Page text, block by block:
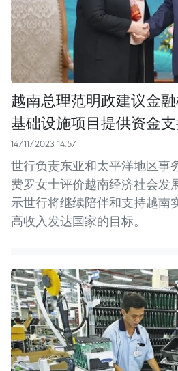
越南总理范明政建议金
基础设施项目提供资金
14/11/2023 14:57
世行负责东亚和太平洋地区事
费罗女士评价越南经济社会发
示世行将继续陪伴和支持越南
高收入发达国家的目标。